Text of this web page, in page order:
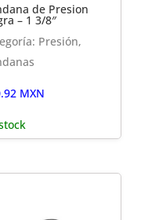
de Presion
– 1 3/8″
Presión,
MXN